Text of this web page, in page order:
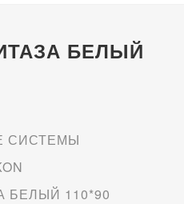
БЕЛЫЙ
СИСТЕМЫ
БЕЛЫЙ 110*90